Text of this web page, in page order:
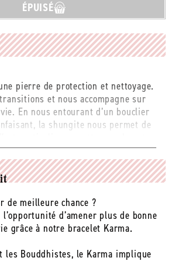
ÉPUISÉ
pierre de protection et nettoyage.
et nous accompagne sur
En nous entourant d’un bouclier
la shungite nous permet de
passées.
certains la disent issue de
des énergies puissantes et
l’univers.
Karma en Shungite favorisera une
profond s’accordera à toutes
de meilleure chance ?
d’amener plus de bonne
grâce à notre bracelet Karma.
les Bouddhistes, le Karma implique